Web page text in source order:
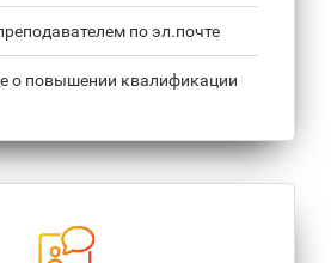
по эл.почте
о повышении квалификации